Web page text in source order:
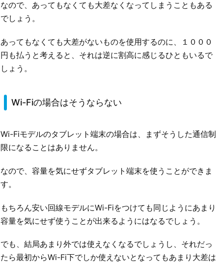
なので、あってもなくても大差なくなってしまうこともある
でしょう。
あってもなくても大差がないものを使用するのに、１０００
円も払うと考えると、それは逆に割高に感じるひともいるで
しょう。
Wi-Fiの場合はそうならない
Wi-Fiモデルのタブレット端末の場合は、まずそうした通信制
限になることはありません。
なので、容量を気にせずタブレット端末を使うことができま
す。
もちろん安い回線モデルにWi-Fiをつけても同じようにあまり
容量を気にせず使うことが出来るようにはなるでしょう。
でも、結局あまり外では使えなくなるでしょうし、それだっ
たら最初からWi-Fi下でしか使えないとなってもあまり大差は